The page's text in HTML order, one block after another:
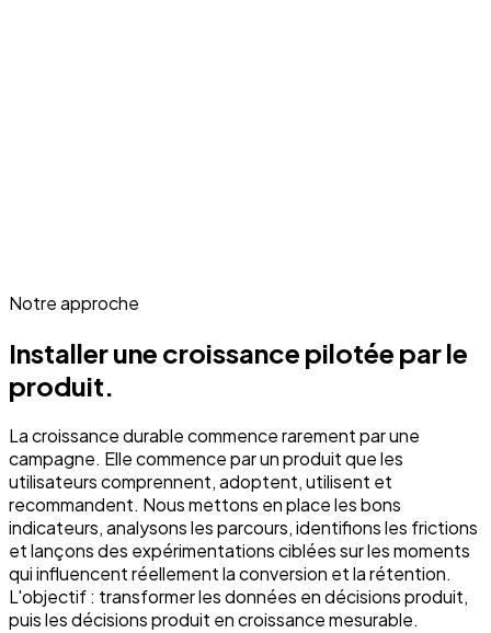
Notre approche
Installer une croissance pilotée par le
produit.
La croissance durable commence rarement par une
campagne. Elle commence par un produit que les
utilisateurs comprennent, adoptent, utilisent et
recommandent. Nous mettons en place les bons
indicateurs, analysons les parcours, identifions les frictions
et lançons des expérimentations ciblées sur les moments
qui influencent réellement la conversion et la rétention.
L'objectif : transformer les données en décisions produit,
puis les décisions produit en croissance mesurable.